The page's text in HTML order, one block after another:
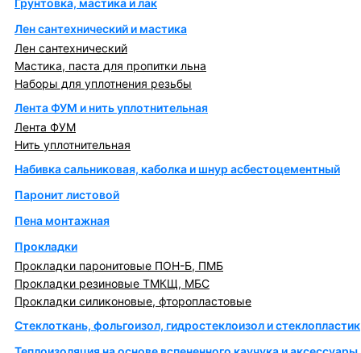
Грунтовка, мастика и лак
Лен сантехнический и мастика
Лен сантехнический
Мастика, паста для пропитки льна
Наборы для уплотнения резьбы
Лента ФУМ и нить уплотнительная
Лента ФУМ
Нить уплотнительная
Набивка сальниковая, каболка и шнур асбестоцементный
Паронит листовой
Пена монтажная
Прокладки
Прокладки паронитовые ПОН-Б, ПМБ
Прокладки резиновые ТМКЩ, МБС
Прокладки силиконовые, фторопластовые
Стеклоткань, фольгоизол, гидростеклоизол и стеклопластик